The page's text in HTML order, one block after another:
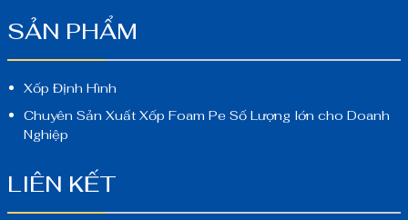
SẢN PHẨM
Xốp Định Hình
Chuyên Sản Xuất Xốp Foam Pe Số Lượng lớn cho Doanh
Nghiệp
LIÊN KẾT